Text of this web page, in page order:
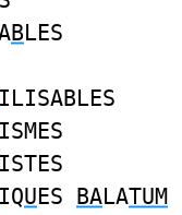
BLES
ILISABLES
IQUES BALATUM